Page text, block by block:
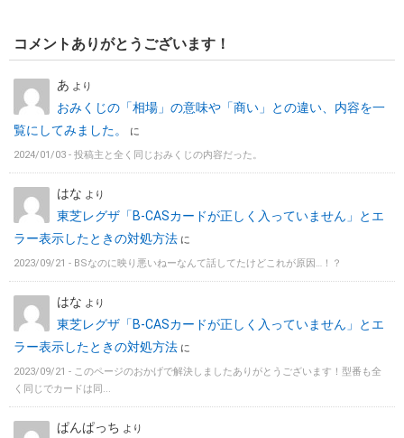
コメントありがとうございます！
あ より
おみくじの「相場」の意味や「商い」との違い、内容を一
覧にしてみました。
に
2024/01/03 - 投稿主と全く同じおみくじの内容だった。
はな より
東芝レグザ「B-CASカードが正しく入っていません」とエ
ラー表示したときの対処方法 に
2023/09/21 - BSなのに映り悪いねーなんて話してたけどこれが原因…！？
はな より
東芝レグザ「B-CASカードが正しく入っていません」とエ
ラー表示したときの対処方法 に
2023/09/21 - このページのおかげで解決しましたありがとうございます！型番も全
く同じでカードは同...
ぱんぱっち より